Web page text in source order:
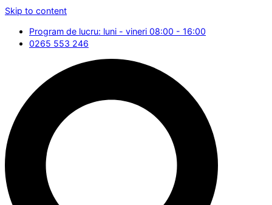
Skip to content
Program de lucru: luni - vineri 08:00 - 16:00
0265 553 246